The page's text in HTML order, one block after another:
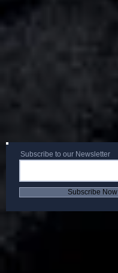
Subscribe to our Newsletter
Subscribe Now